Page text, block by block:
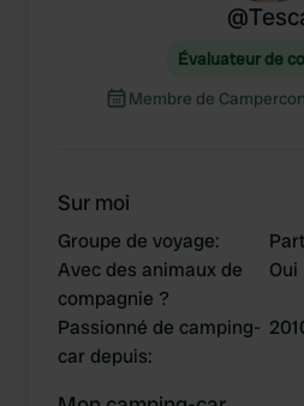
@
Évaluateur de
Membre de
Sur moi
Groupe de voyage:
Avec des animaux de
compagnie ?
Oui
Passionné de camping-
car depuis: